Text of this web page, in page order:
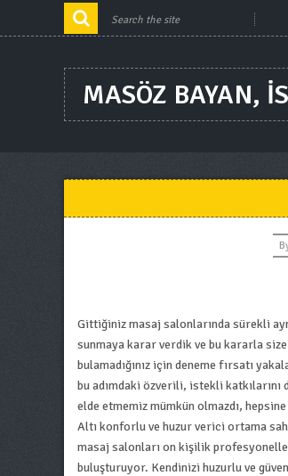
MASÖZ BAYAN,
Gittiğiniz masaj salonlarında sürekli
sunmaya karar verdik ve bu kararla
bulamadığınız için deneme fırsatı
bu adımdaki özverili, istekli katkılarını
elde etmemiz mümkün olmazdı,
Altı konforlu ve huzur verici ortama
masaj salonları on kişilik
buluşturuyor. Kendinizi huzurlu ve